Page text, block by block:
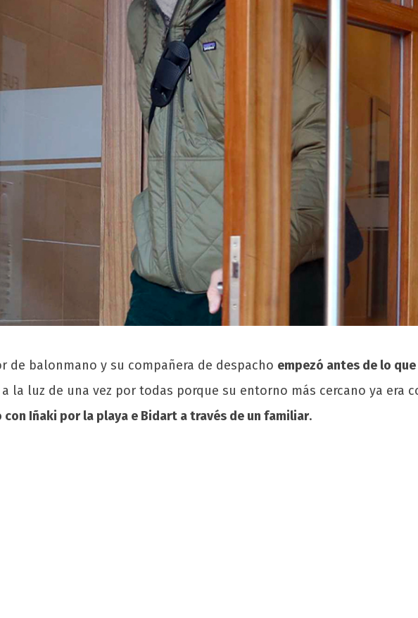
de balonmano y su compañera de despacho empezó antes de lo
la luz de una vez por todas porque su entorno más cercano ya era
Iñaki por la playa e Bidart a través de un familiar.